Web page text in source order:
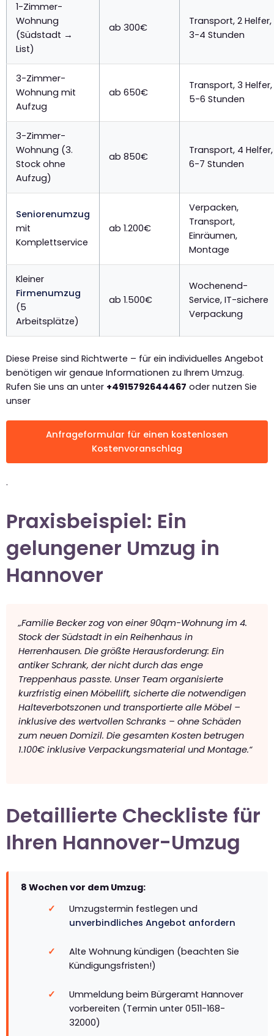
1-Zimmer-
Wohnung
(Südstadt →
List)
ab 300€
Transport, 2 Helfer,
3-4 Stunden
3-Zimmer-
Wohnung mit
Aufzug
ab 650€
Transport, 3 Helfer,
5-6 Stunden
3-Zimmer-
Wohnung (3.
Stock ohne
Aufzug)
ab 850€
Transport, 4 Helfer,
6-7 Stunden
Seniorenumzug
mit
Komplettservice
ab 1.200€
Verpacken,
Transport,
Einräumen,
Montage
Kleiner
Firmenumzug
(5
Arbeitsplätze)
ab 1.500€
Wochenend-
Service, IT-sichere
Verpackung
Diese Preise sind Richtwerte – für ein individuelles Angebot
benötigen wir genaue Informationen zu Ihrem Umzug.
Rufen Sie uns an unter +4915792644467 oder nutzen Sie
unser
Anfrageformular für einen kostenlosen
Kostenvoranschlag
.
Praxisbeispiel: Ein
gelungener Umzug in
Hannover
„Familie Becker zog von einer 90qm-Wohnung im 4.
Stock der Südstadt in ein Reihenhaus in
Herrenhausen. Die größte Herausforderung: Ein
antiker Schrank, der nicht durch das enge
Treppenhaus passte. Unser Team organisierte
kurzfristig einen Möbellift, sicherte die notwendigen
Halteverbotszonen und transportierte alle Möbel –
inklusive des wertvollen Schranks – ohne Schäden
zum neuen Domizil. Die gesamten Kosten betrugen
1.100€ inklusive Verpackungsmaterial und Montage.“
Detaillierte Checkliste für
Ihren Hannover-Umzug
8 Wochen vor dem Umzug:
Umzugstermin festlegen und
unverbindliches Angebot anfordern
Alte Wohnung kündigen (beachten Sie
Kündigungsfristen!)
Ummeldung beim Bürgeramt Hannover
vorbereiten (Termin unter 0511-168-
32000)